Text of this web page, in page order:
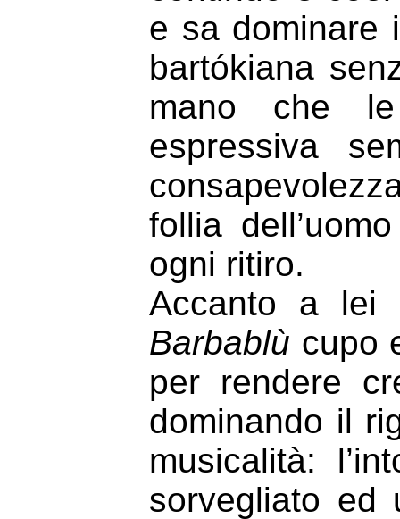
e sa dominare
bartókiana
mano che le
espressiva
follia
ogni ritiro.
Accanto a lei
Barbablù cupo
per rendere
dominando il
musicalità:
sorvegliato ed